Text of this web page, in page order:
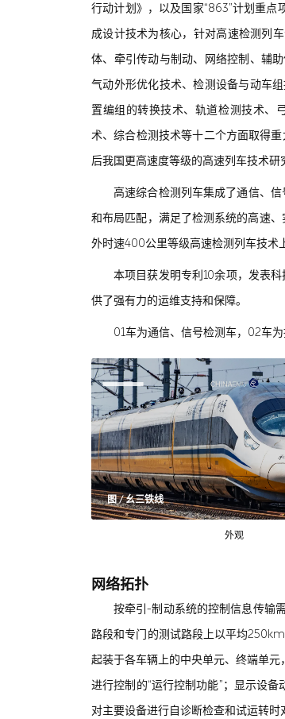
行动计划》，以及国家“863”计划重
成设计技术为核心，针对高速检测列
体、牵引传动与制动、网络控制、辅
气动外形优化技术、检测设备与动车
置编组的转换技术、轨道检测技术、
术、综合检测技术等十二个方面取得
后我国更高速度等级的高速列车技术研
高速综合检测列车集成了通信、
和布局匹配，满足了检测系统的高速
外时速400公里等级高速检测列车技术
本项目获发明专利10余项，发表
供了强有力的运维支持和保障。
01车为通信、信号检测车，02车
图 / 幺三铁线
外观
网络拓扑
按牵引-制动系统的控制信息传输
路段和专门的测试路段上以平均
起装于各车辆上的中央单元、终端单
进行控制的“运行控制功能”；显示设备
对主要设备进行自诊断检查和试运转时